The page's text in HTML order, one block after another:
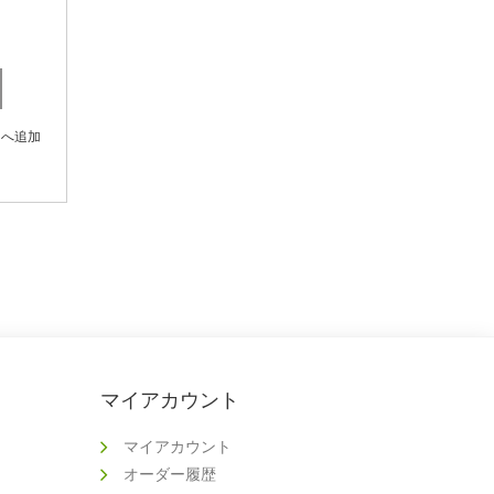
追加
マイアカウント
マイアカウント
オーダー履歴